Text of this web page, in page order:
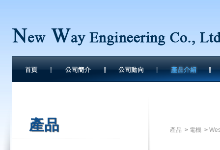
產品 產品 > 電機 >